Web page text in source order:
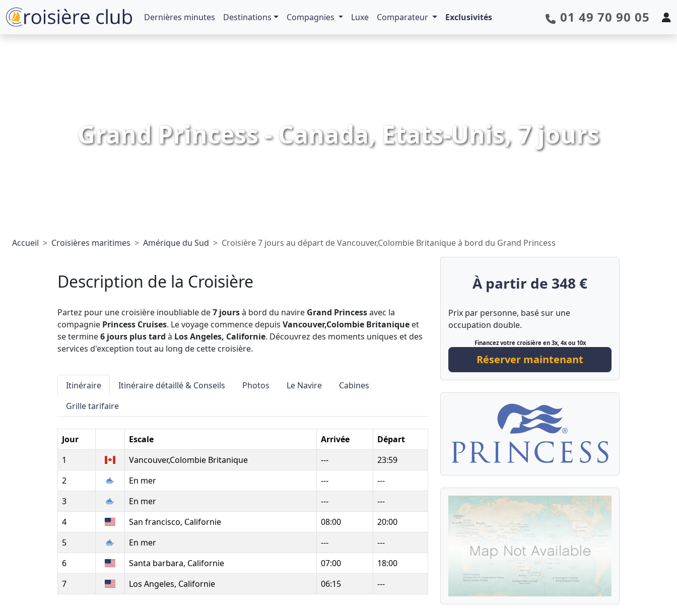
Dernières minutes Destinations Compagnies Luxe Comparateur Exclusivités 01 49 70 90 05
Grand Princess - Canada, Etats-Unis, 7 jours
Accueil Croisières maritimes Amérique du Sud Croisière 7 jours au départ de Vancouver,Colombie Britanique à bord du Grand Princess
Description de la Croisière
Partez pour une croisière inoubliable de7 joursà bord du navire Grand Princessavec la
compagnie Princess Cruises. Le voyage commence depuis Vancouver,Colombie Britanique et
se termine6 jours plus tard à Los Angeles, Californie. Découvrez des moments uniques et des
services d'exception tout au long de cette croisière.
Itinéraire Itinéraire détaillé & Conseils Photos Le Navire
Cabines
Grille tarifaire
Jour Escale Arrivée
Départ
1
Vancouver,Colombie Britanique ---
23:59
2
En mer ---
---
3
En mer ---
---
4
San francisco, Californie 08:00
20:00
5
En mer ---
---
6
Santa barbara, Californie 07:00
18:00
7
Los Angeles, Californie 06:15 ---
À partir de 348 €
Prix par personne, basé sur une
occupation double.
Financez votre croisière en 3x, 4x ou 10x
Réserver maintenant